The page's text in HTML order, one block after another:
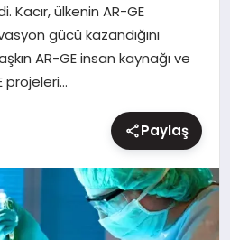
Kacır, ülkenin AR-GE
gücü kazandığını
AR-GE insan kaynağı ve
projeleri…
Paylaş